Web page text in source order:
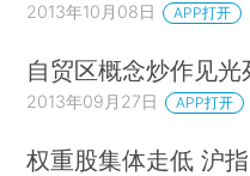
2013年10月08日 APP打开
自贸区概念炒作见
2013年09月27日 APP打开
权重股集体走低 沪